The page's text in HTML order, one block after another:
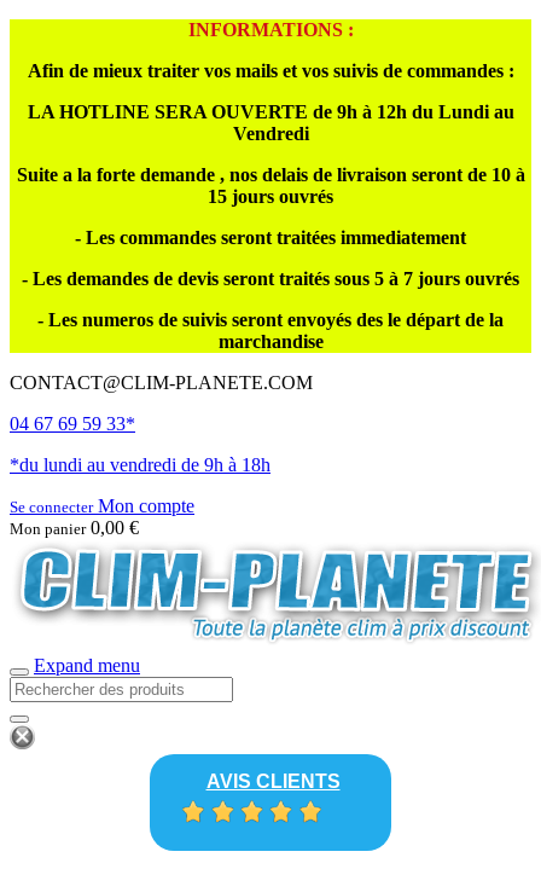
INFORMATIONS :
Afin de mieux traiter vos mails et vos suivis de commandes :
LA HOTLINE SERA OUVERTE de 9h à 12h du Lundi au
Vendredi
Suite a la forte demande , nos delais de livraison seront de 10 à
15 jours ouvrés
- Les commandes seront traitées immediatement
- Les demandes de devis seront traités sous 5 à 7 jours ouvrés
- Les numeros de suivis seront envoyés des le départ de la
marchandise
CONTACT@CLIM-PLANETE.COM
04 67 69 59 33*
*du lundi au vendredi de 9h à 18h
Se connecterMon compte
Mon panier 0,00 €
Expand menu
AVIS CLIENTS